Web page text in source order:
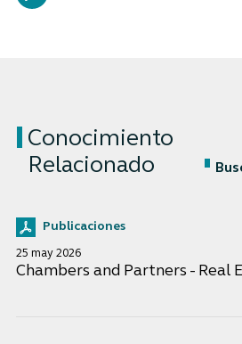
Conocimiento
Relacionado
Publicaciones
25 may 2026
Chambers and Partners - Real